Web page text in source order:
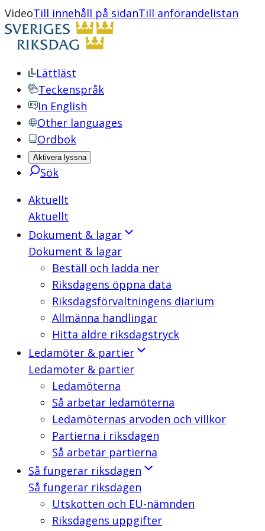
VideoTill innehåll på sidanTill anförandelistan
Lättläst
Teckenspråk
In English
Other languages
Ordbok
Aktivera lyssna
Sök
Aktuellt
Aktuellt
Dokument & lagar
Dokument & lagar
Beställ och ladda ner
Riksdagens öppna data
Riksdagsförvaltningens diarium
Allmänna handlingar
Hitta äldre riksdagstryck
Ledamöter & partier
Ledamöter & partier
Ledamöterna
Så arbetar ledamöterna
Ledamöternas arvoden och villkor
Partierna i riksdagen
Så arbetar partierna
Så fungerar riksdagen
Så fungerar riksdagen
Utskotten och EU-nämnden
Riksdagens uppgifter